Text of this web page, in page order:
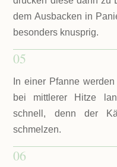
dem Ausbacken in
besonders knusprig.
05
In einer Pfanne
bei mittlerer Hitze
schnell, denn der
schmelzen.
06